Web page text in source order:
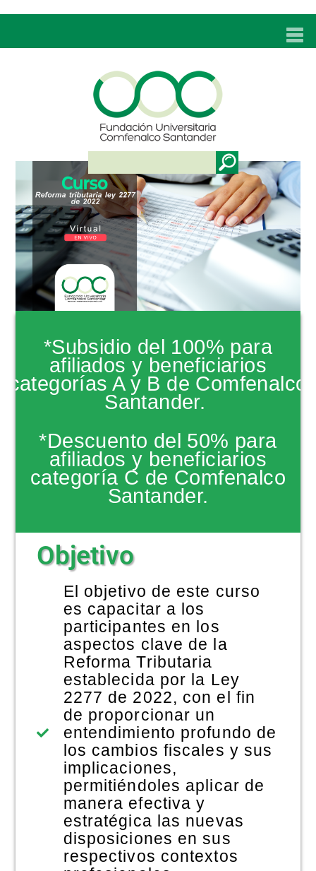
UNC
ADMISIONES
PROGRAMAS
TÉCNICOS LABORALES
BIENESTAR
BIBLIOTECA
INVESTIGACIONES
EDUCACIÓN CONTINUA
NOTICIAS
*Subsidio del 100% para
afiliados y beneficiarios
categorías A y B de Comfenalco
Santander.
*Descuento del 50% para
afiliados y beneficiarios
categoría C de Comfenalco
Santander.
Objetivo
El objetivo de este curso
es capacitar a los
participantes en los
aspectos clave de la
Reforma Tributaria
establecida por la Ley
2277 de 2022, con el fin
de proporcionar un
entendimiento profundo de
los cambios fiscales y sus
implicaciones,
permitiéndoles aplicar de
manera efectiva y
estratégica las nuevas
disposiciones en sus
respectivos contextos